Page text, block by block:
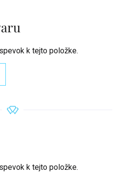
k tejto položke.
k tejto položke.